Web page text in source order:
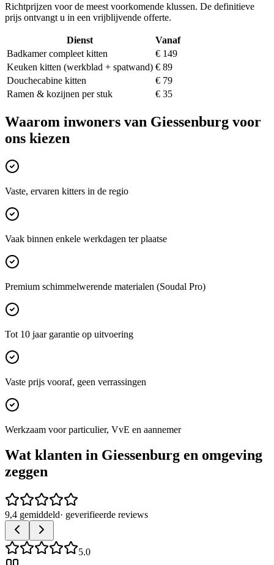
Richtprijzen voor de meest voorkomende klussen. De definitieve
prijs ontvangt u in een vrijblijvende offerte.
Dienst
Vanaf
Badkamer compleet kitten
€ 149
Keuken kitten (werkblad + spatwand) € 89
Douchecabine kitten
€ 79
Ramen & kozijnen per stuk
€ 35
Waarom inwoners van Giessenburg voor
ons kiezen
Vaste, ervaren kitters in de regio
Vaak binnen enkele werkdagen ter plaatse
Premium schimmelwerende materialen (Soudal Pro)
Tot 10 jaar garantie op uitvoering
Vaste prijs vooraf, geen verrassingen
Werkzaam voor particulier, VvE en aannemer
Wat klanten in Giessenburg en omgeving
zeggen
9,4 gemiddeld· geverifieerde reviews
5.0